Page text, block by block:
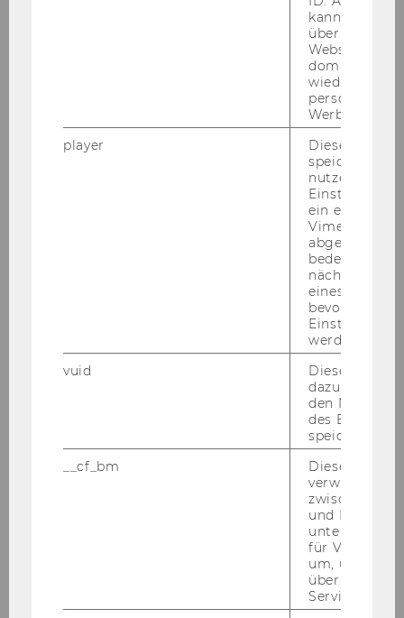
Im kom­men­den Win­ter­se­mes­ter 2024/2025
tritt ein neuer Stu­di­en­plan für das Mas­ter­pro­
gramm "Export-​ und In­ter­na­tio­na­li­sie­rungs­ma­
nage­ment" in Kraft. Ab die­sem Zeit­punkt wer­
kann Google
über
Websites
Werbung
player
Dieses Cookie
speichert
ein
Vimeo-Video
abgespielt
bedeutet,
nächsten
eines Vimeo-
bevorzugten
werden.
vuid
Dieser
dazu
den
des
speichern.
__cf_bm
Dieses
verwendet,
zwischen
und Bots zu
für Vimeo
um, um
über die
Service zu